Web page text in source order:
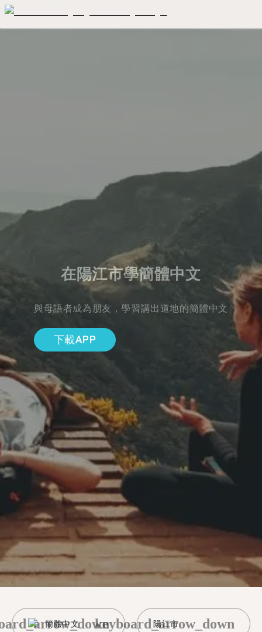
在陽江市學簡體中文
與母語者成為朋友，學習講出道地的簡體中文
下載APP
簡體中文 陽江市
keyboard_arrow_down